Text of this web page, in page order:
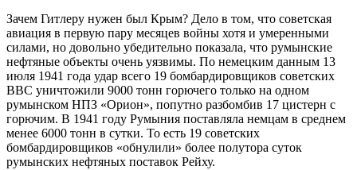
Зачем Гитлеру нужен был Крым? Дело в том, что советская
авиация в первую пару месяцев войны хотя и умеренными
силами, но довольно убедительно показала, что румынские
нефтяные объекты очень уязвимы. По немецким данным 13
июля 1941 года удар всего 19 бомбардировщиков советских
ВВС уничтожили 9000 тонн горючего только на одном
румынском НПЗ «Орион», попутно разбомбив 17 цистерн с
горючим. В 1941 году Румыния поставляла немцам в среднем
менее 6000 тонн в сутки. То есть 19 советских
бомбардировщиков «обнулили» более полутора суток
румынских нефтяных поставок Рейху.